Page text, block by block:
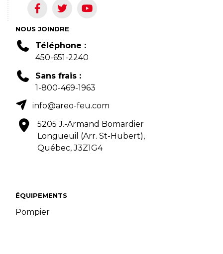
ÉQUIPEMENTS
Pompier
NOUS JOINDRE
Téléphone :
450-651-2240
Sans frais :
1-800-469-1963
info@areo-feu.com
5205 J.-Armand Bomardier
Longueuil (Arr. St-Hubert),
Québec, J3Z1G4